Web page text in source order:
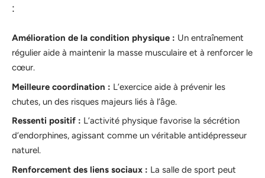
:
Amélioration de la condition physique : Un entraînement
régulier aide à maintenir la masse musculaire et à renforcer le
cœur.
Meilleure coordination : L’exercice aide à prévenir les
chutes, un des risques majeurs liés à l’âge.
Ressenti positif : L’activité physique favorise la sécrétion
d’endorphines, agissant comme un véritable antidépresseur
naturel.
Renforcement des liens sociaux : La salle de sport peut